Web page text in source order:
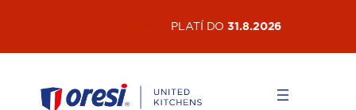
PLATÍ DO31.8.2026